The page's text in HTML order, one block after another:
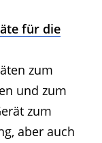
für die
zum
und zum
zum
aber auch